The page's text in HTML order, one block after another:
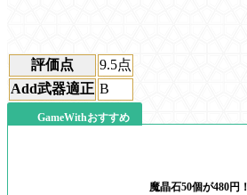
評価点 9.5点
Add武器適正 B
GameWithおすすめ
魔晶石50個が480円！